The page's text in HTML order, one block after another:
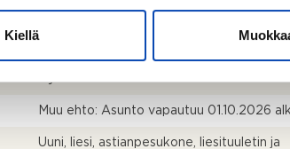
Kiellä
2
Muu ehto: Asunto vapautuu 01.10.2026
Uuni, liesi, astianpesukone, liesituuletin ja